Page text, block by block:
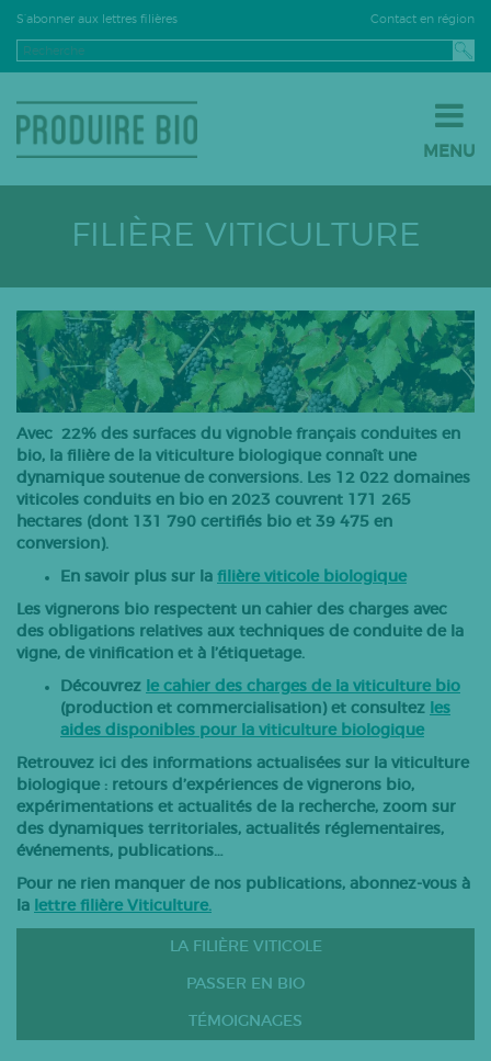
S’abonner aux lettres filières Contact en région
MENU
JE VENDS EN BIO
Grandes cultures
Fruits
Légumes
PPAM
Semences
Bovins lait
Bovins-ovins viande
Porcs
Volailles
Apiculture
Autres
FILIÈRE VITICULTURE
Avec 22% des surfaces du vignoble français conduites en
bio, la filière de la viticulture biologique connaît une
dynamique soutenue de conversions. Les 12 022 domaines
viticoles conduits en bio en 2023 couvrent 171 265
hectares (dont 131 790 certifiés bio et 39 475 en
conversion).
En savoir plus sur la filière viticole biologique
Les vignerons bio respectent un cahier des charges avec
des obligations relatives aux techniques de conduite de la
vigne, de vinification et à l’étiquetage.
Découvrez le cahier des charges de la viticulture bio
(production et commercialisation) et consultez les
aides disponibles pour la viticulture biologique
Retrouvez ici des informations actualisées sur la viticulture
biologique : retours d’expériences de vignerons bio,
expérimentations et actualités de la recherche, zoom sur
des dynamiques territoriales, actualités réglementaires,
événements, publications…
Pour ne rien manquer de nos publications, abonnez-vous à
la lettre filière Viticulture.
LA FILIÈRE VITICOLE
PASSER EN BIO
TÉMOIGNAGES